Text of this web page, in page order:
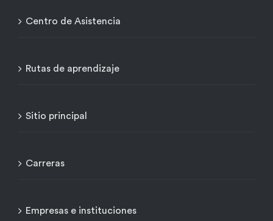
Centro de Asistencia
Rutas de aprendizaje
Sitio principal
Carreras
Empresas e instituciones